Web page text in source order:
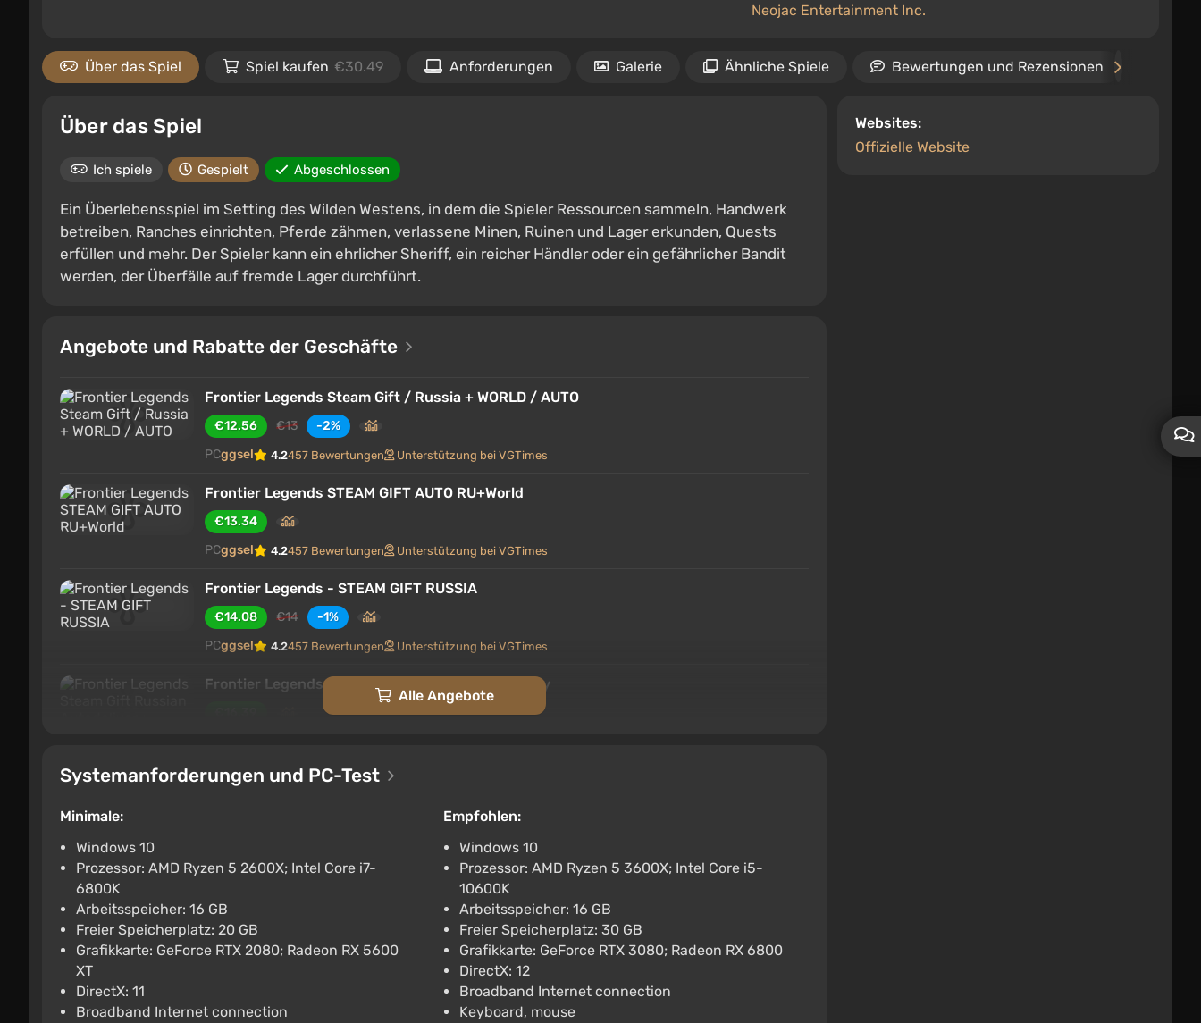
Neojac Entertainment Inc.
Über das Spiel Spiel kaufen €30.49 Anforderungen Galerie Ähnliche Spiele Bewertungen und Rezensionen
Websites:
Offizielle Website
Über das Spiel
Ich spiele Gespielt Abgeschlossen
Ein Überlebensspiel im Setting des Wilden Westens, in dem die Spieler Ressourcen sammeln, Handwerk
betreiben, Ranches einrichten, Pferde zähmen, verlassene Minen, Ruinen und Lager erkunden, Quests
erfüllen und mehr. Der Spieler kann ein ehrlicher Sheriff, ein reicher Händler oder ein gefährlicher Bandit
werden, der Überfälle auf fremde Lager durchführt.
Angebote und Rabatte der Geschäfte
Frontier Legends Steam Gift / Russia + WORLD / AUTO
€12.56 €13
-2%
PCggsel 4.2457 Bewertungen Unterstützung bei VGTimes
Frontier Legends STEAM GIFT AUTO RU+World
€13.34
PCggsel 4.2457 Bewertungen Unterstützung bei VGTimes
Frontier Legends - STEAM GIFT RUSSIA
€14.08 €14
-1%
PCggsel 4.2457 Bewertungen Unterstützung bei VGTimes
Frontier Legends Steam Gift Russian Autodelivery
Frontier Legends
Bloons TD 6: Frontier Legends Bundle
€10.25
PCSteam
Alle Angebote
Systemanforderungen und PC-Test
Minimale:
Windows 10
Prozessor: AMD Ryzen 5 2600X; Intel Core i7-
6800K
Arbeitsspeicher: 16 GB
Freier Speicherplatz: 20 GB
Grafikkarte: GeForce RTX 2080; Radeon RX 5600
XT
DirectX: 11
Broadband Internet connection
Empfohlen:
Windows 10
Prozessor: AMD Ryzen 5 3600X; Intel Core i5-
10600K
Arbeitsspeicher: 16 GB
Freier Speicherplatz: 30 GB
Grafikkarte: GeForce RTX 3080; Radeon RX 6800
DirectX: 12
Broadband Internet connection
Keyboard, mouse